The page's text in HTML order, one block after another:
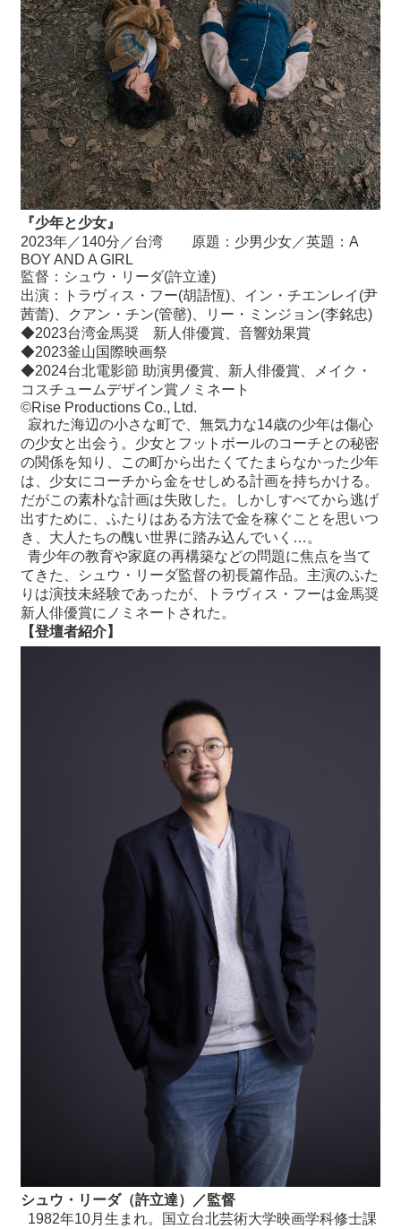
『少年と少女』
2023年／140分／台湾 原題：少男少女／英題：A
BOY AND A GIRL
監督：シュウ・リーダ(許立達)
出演：トラヴィス・フー(胡語恆)、イン・チエンレイ(尹
茜蕾)、クアン・チン(管罄)、リー・ミンジョン(李銘忠)
◆2023台湾金馬奨 新人俳優賞、音響効果賞
◆2023釜山国際映画祭
◆2024台北電影節 助演男優賞、新人俳優賞、メイク・
コスチュームデザイン賞ノミネート
©️Rise Productions Co., Ltd.
寂れた海辺の小さな町で、無気力な14歳の少年は傷心
の少女と出会う。少女とフットボールのコーチとの秘密
の関係を知り、この町から出たくてたまらなかった少年
は、少女にコーチから金をせしめる計画を持ちかける。
だがこの素朴な計画は失敗した。しかしすべてから逃げ
出すために、ふたりはある方法で金を稼ぐことを思いつ
き、大人たちの醜い世界に踏み込んでいく…。
青少年の教育や家庭の再構築などの問題に焦点を当て
てきた、シュウ・リーダ監督の初長篇作品。主演のふた
りは演技未経験であったが、トラヴィス・フーは金馬奨
新人俳優賞にノミネートされた。
【登壇者紹介】
シュウ・リーダ（許立達）／監督
1982年10月生まれ。国立台北芸術大学映画学科修士課